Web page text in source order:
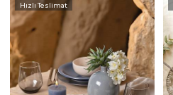
Hızlı Teslimat